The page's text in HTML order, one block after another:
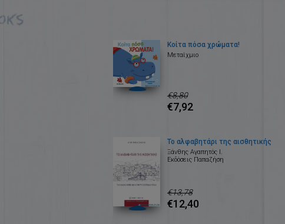
Κοίτα πόσα χρώματα!
Μεταίχμιο
€8,80
€7,92
Το αλφαβητάρι της αισθητικής
Ξάνθης Αγαπητός Ι.
Εκδόσεις Παπαζήση
€13,78
€12,40